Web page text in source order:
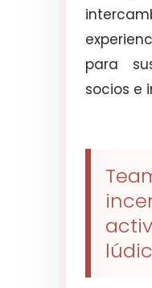
para
socios e